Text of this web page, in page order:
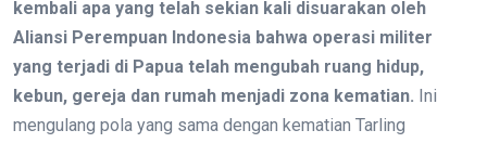
kembali apa yang telah sekian kali disuarakan oleh
Aliansi Perempuan Indonesia bahwa operasi militer
yang terjadi di Papua telah mengubah ruang hidup,
kebun, gereja dan rumah menjadi zona kematian. Ini
mengulang pola yang sama dengan kematian Tarling